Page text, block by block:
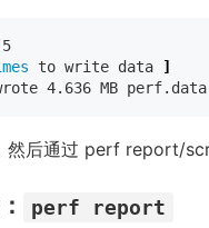
to write data
]
4.636 MB perf.data
然后通过 perf report/
perf report